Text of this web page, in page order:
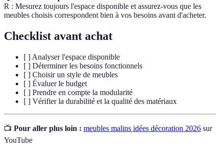
R : Mesurez toujours l'espace disponible et assurez-vous que les
meubles choisis correspondent bien à vos besoins avant d'acheter.
Checklist avant achat
[ ] Analyser l'espace disponible
[ ] Déterminer les besoins fonctionnels
[ ] Choisir un style de meubles
[ ] Évaluer le budget
[ ] Prendre en compte la modularité
[ ] Vérifier la durabilité et la qualité des matériaux
📺 Pour aller plus loin : meubles malins idées décoration 2026 sur
YouTube